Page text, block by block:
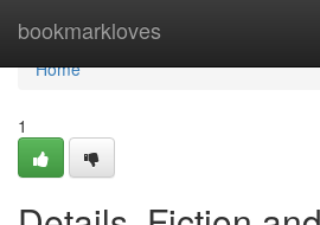
bookmarkloves
Home
Home
1